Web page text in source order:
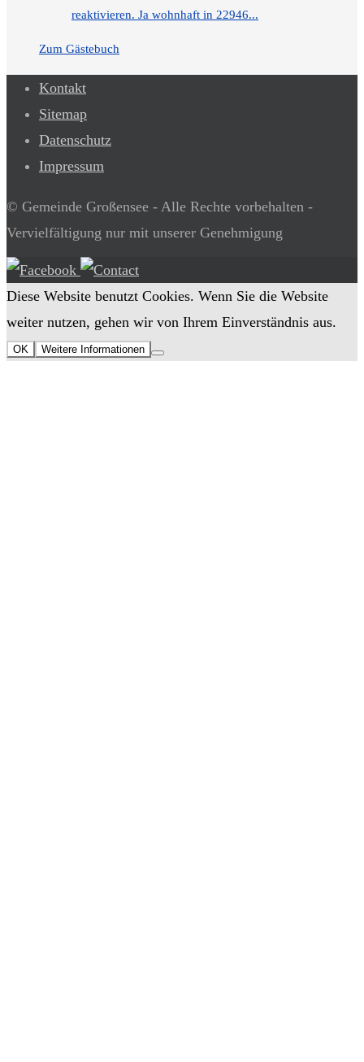
reaktivieren. Ja wohnhaft in 22946...
Zum Gästebuch
Kontakt
Sitemap
Datenschutz
Impressum
© Gemeinde Großensee - Alle Rechte vorbehalten -
Vervielfältigung nur mit unserer Genehmigung
Diese Website benutzt Cookies. Wenn Sie die Website
weiter nutzen, gehen wir von Ihrem Einverständnis aus.
OK Weitere Informationen